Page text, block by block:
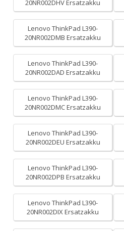
20NR002DHV Ersatzakku
Lenovo ThinkPad L390-
20NR002DMB Ersatzakku
Lenovo ThinkPad L390-
20NR002DAD Ersatzakku
Lenovo ThinkPad L390-
20NR002DMC Ersatzakku
Lenovo ThinkPad L390-
20NR002DEU Ersatzakku
Lenovo ThinkPad L390-
20NR002DPB Ersatzakku
Lenovo ThinkPad L390-
20NR002DIX Ersatzakku